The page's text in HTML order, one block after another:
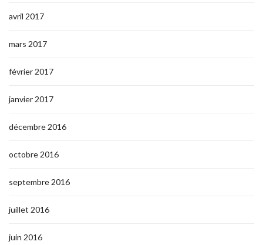
avril 2017
mars 2017
février 2017
janvier 2017
décembre 2016
octobre 2016
septembre 2016
juillet 2016
juin 2016